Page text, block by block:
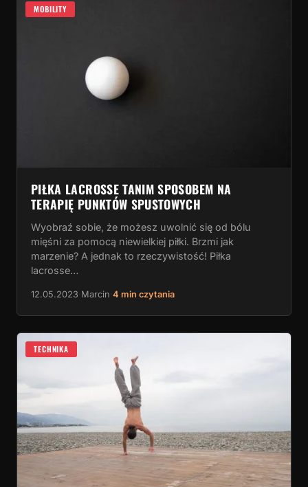
MOBILITY
PIŁKA LACROSSE TANIM SPOSOBEM NA
TERAPIĘ PUNKTÓW SPUSTOWYCH
Wyobraź sobie, że możesz uwolnić się od bólu
mięśni za pomocą niewielkiej piłki. Brzmi jak
marzenie? A jednak to rzeczywistość! Piłka
lacrosse…
12.05.2023 Marcin 4 min czytania
TECHNIKA